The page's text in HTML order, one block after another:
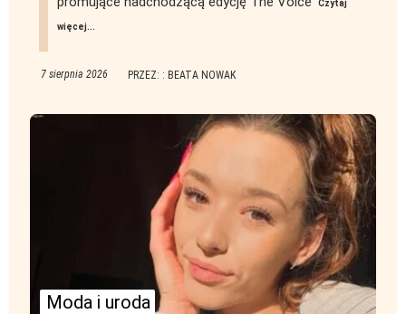
Czytaj
więcej...
7 sierpnia 2026 PRZEZ: : BEATA NOWAK
Moda i uroda